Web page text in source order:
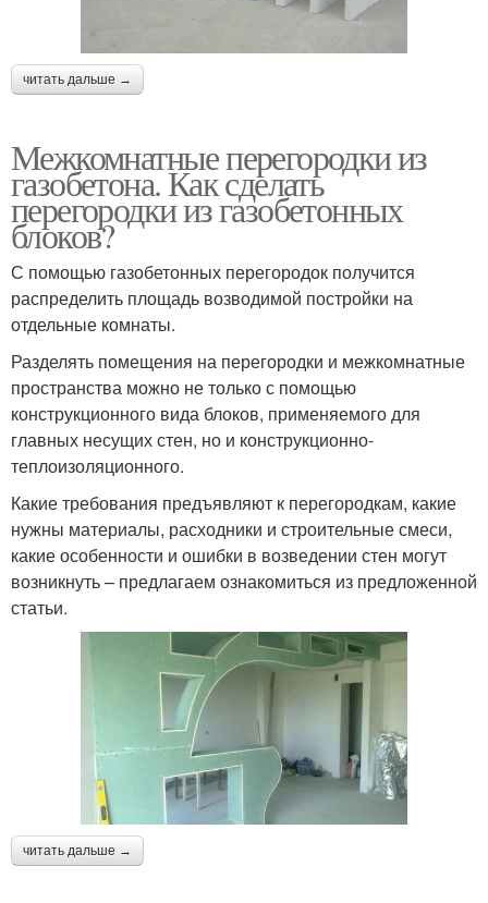
читать дальше →
Межкомнатные перегородки из
газобетона. Как сделать
перегородки из газобетонных
блоков?
С помощью газобетонных перегородок получится
распределить площадь возводимой постройки на
отдельные комнаты.
Разделять помещения на перегородки и межкомнатные
пространства можно не только с помощью
конструкционного вида блоков, применяемого для
главных несущих стен, но и конструкционно-
теплоизоляционного.
Какие требования предъявляют к перегородкам, какие
нужны материалы, расходники и строительные смеси,
какие особенности и ошибки в возведении стен могут
возникнуть – предлагаем ознакомиться из предложенной
статьи.
читать дальше →